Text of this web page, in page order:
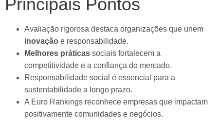
Principais Pontos
Avaliação rigorosa destaca organizações que unem
inovação e responsabilidade.
Melhores práticas sociais fortalecem a
competitividade e a confiança do mercado.
Responsabilidade social é essencial para a
sustentabilidade a longo prazo.
A Euro Rankings reconhece empresas que impactam
positivamente comunidades e negócios.